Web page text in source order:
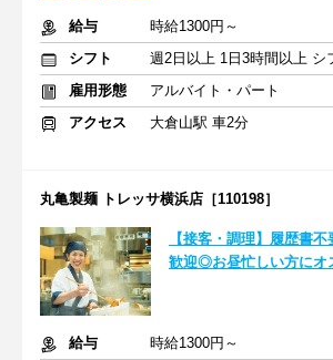
給与
時給1300円～
シフト
雇用形態
アルバイト・パート
アクセス
大倉山駅 車2分
丸亀製麺 トレッサ横浜店［110198］
【接客・調理】履歴書
歓迎◎お昼忙しい方にオ
給与 時給1300円～